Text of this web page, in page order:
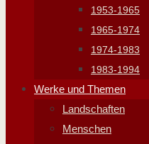
1953-1965
1965-1974
1974-1983
1983-1994
Werke und Themen
Landschaften
Menschen